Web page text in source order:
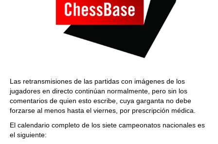
Las retransmisiones de las partidas con imágenes de los
jugadores en directo continúan normalmente, pero sin los
comentarios de quien esto escribe, cuya garganta no debe
forzarse al menos hasta el viernes, por prescripción médica.
El calendario completo de los siete campeonatos nacionales es
el siguiente: